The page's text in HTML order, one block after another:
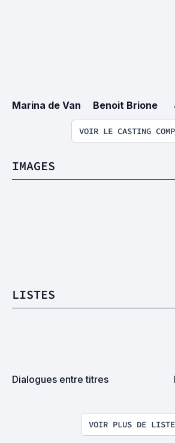
Marina de Van Benoit Brione
VOIR LE CASTING
IMAGES
LISTES
Dialogues entre titres
VOIR PLUS DE